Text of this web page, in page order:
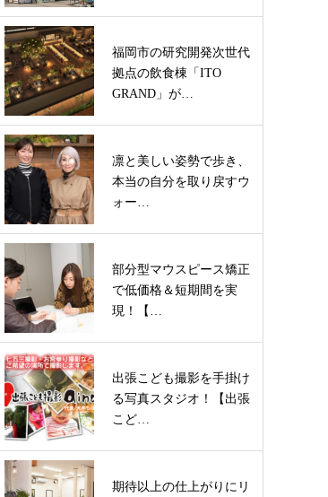
福岡市の研究開発次世代
拠点の飲食棟「ITO
GRAND」が…
凛と美しい姿勢で歩き、
本当の自分を取り戻すウ
ォー…
部分型マウスピース矯正
で低価格＆短期間を実
現！【…
出張こども撮影を手掛け
る写真スタジオ！【出張
こど…
期待以上の仕上がりにリ